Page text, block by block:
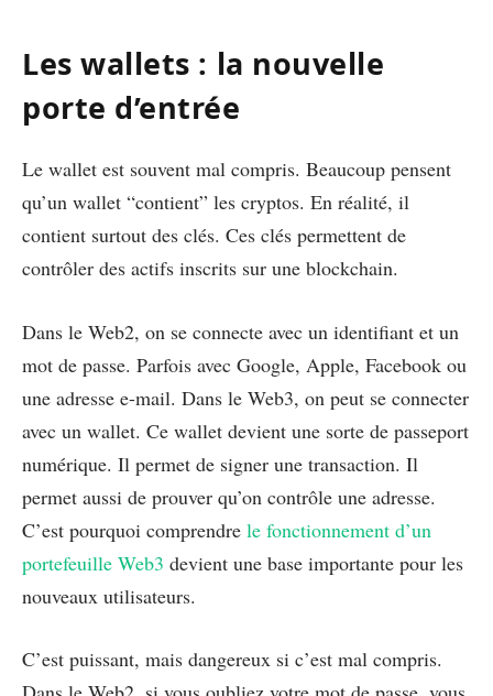
Les wallets : la nouvelle
porte d’entrée
Le wallet est souvent mal compris. Beaucoup pensent
qu’un wallet “contient” les cryptos. En réalité, il
contient surtout des clés. Ces clés permettent de
contrôler des actifs inscrits sur une blockchain.
Dans le Web2, on se connecte avec un identifiant et un
mot de passe. Parfois avec Google, Apple, Facebook ou
une adresse e-mail. Dans le Web3, on peut se connecter
avec un wallet. Ce wallet devient une sorte de passeport
numérique. Il permet de signer une transaction. Il
permet aussi de prouver qu’on contrôle une adresse.
C’est pourquoi comprendre le fonctionnement d’un
portefeuille Web3 devient une base importante pour les
nouveaux utilisateurs.
C’est puissant, mais dangereux si c’est mal compris.